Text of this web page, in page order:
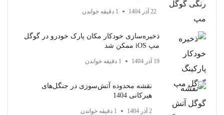
22 آذر 1404 1 دقیقه خواندن
ذخیره‌سازی خودکار مکان پارک خودرو در گوگل
مپ iOS ممکن شد
19 آذر 1404 1 دقیقه خواندن
نقشه محدوده آتش‌سوزی در جنگل‌های
هیرکانی 1404
2 آذر 1404 1 دقیقه خواندن